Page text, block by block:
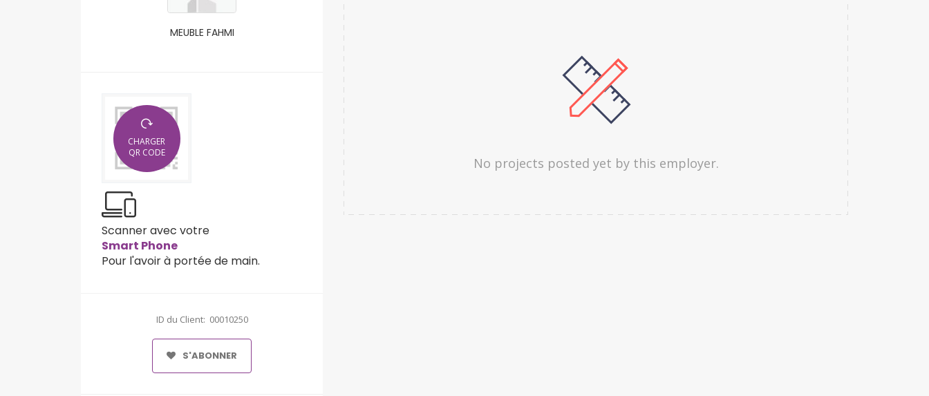
MEUBLE FAHMI
CHARGER
QR CODE
Scanner avec votre
Smart Phone
Pour l'avoir à portée de main.
ID du Client: 00010250
S'ABONNER
No projects posted yet by this employer.